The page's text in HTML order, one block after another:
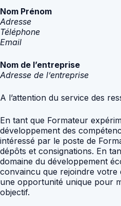
Nom Prénom
Adresse
Téléphone
Email
Nom de l’entreprise
Adresse de l’entreprise
A l’attention du service des
En tant que Formateur
développement des
intéressé par le poste de
dépôts et consignations. En
domaine du développement
convaincu que rejoindre votre
une opportunité unique pour
objectif.